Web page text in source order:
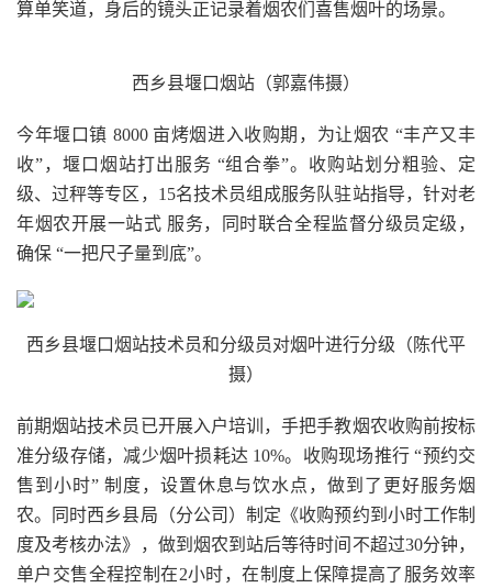
算单笑道，身后的镜头正记录着烟农们喜售烟叶的场景。
西乡县堰口烟站（郭嘉伟摄）
今年堰口镇 8000 亩烤烟进入收购期，为让烟农 “丰产又丰
收”，堰口烟站打出服务 “组合拳”。收购站划分粗验、定
级、过秤等专区，15名技术员组成服务队驻站指导，针对老
年烟农开展一站式 服务，同时联合全程监督分级员定级，
确保 “一把尺子量到底”。
西乡县堰口烟站技术员和分级员对烟叶进行分级（陈代平
摄）
前期烟站技术员已开展入户培训，手把手教烟农收购前按标
准分级存储，减少烟叶损耗达 10%。收购现场推行 “预约交
售到小时” 制度，设置休息与饮水点，做到了更好服务烟
农。同时西乡县局（分公司）制定《收购预约到小时工作制
度及考核办法》，做到烟农到站后等待时间不超过30分钟，
单户交售全程控制在2小时，在制度上保障提高了服务效率